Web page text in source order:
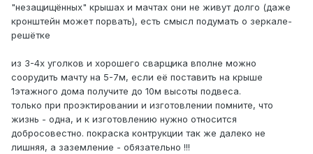
"незащищённых" крышах и мачтах они не живут долго (даже
кронштейн может порвать), есть смысл подумать о зеркале-
решётке
из 3-4х уголков и хорошего сварщика вполне можно
соорудить мачту на 5-7м, если её поставить на крыше
1этажного дома получите до 10м высоты подвеса.
только при проэктировании и изготовлении помните, что
жизнь - одна, и к изготовлению нужно относится
добросовестно. покраска контрукции так же далеко не
лишняя, а заземление - обязательно !!!